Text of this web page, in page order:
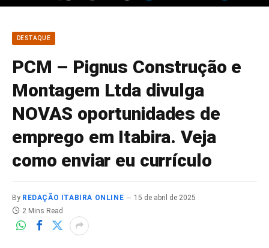
DESTAQUE
PCM – Pignus Construção e
Montagem Ltda divulga
NOVAS oportunidades de
emprego em Itabira. Veja
como enviar eu currículo
By REDAÇÃO ITABIRA ONLINE
15 de abril de 2025
2 Mins Read